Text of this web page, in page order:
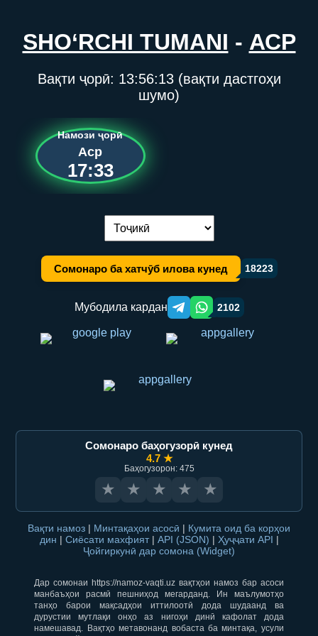
SHO‘RCHI TUMANI - АСР
Вақти ҷорӣ: 13:56:13(вақти дастгоҳи
шумо)
Намози ҷорӣ
Аср
17:33
Иваз кардани забон:
Сомонаро ба хатчӯб илова кунед 18223
Мубодила кардан Telegram orqali ulashish
WhatsApp orqali ulashish
2102
Сомонаро баҳогузорӣ кунед
4.7 ★
Баҳогузорон: 475
★ ★ ★ ★ ★
Вақти намоз | Минтақаҳои асосӣ | Кумита оид ба корҳои
дин | Сиёсати махфият | API (JSON) | Ҳуҷҷати API |
Ҷойгиркунӣ дар сомона (Widget)
Дар сомонаи https://namoz-vaqti.uz вақтҳои намоз бар асоси
манбаъҳои расмӣ пешниҳод мегарданд. Ин маълумотҳо
танҳо барои мақсадҳои иттилоотӣ дода шудаанд ва
дурустии мутлақи онҳо аз нигоҳи динӣ кафолат дода
намешавад. Вақтҳо метавонанд вобаста ба минтақа, усули